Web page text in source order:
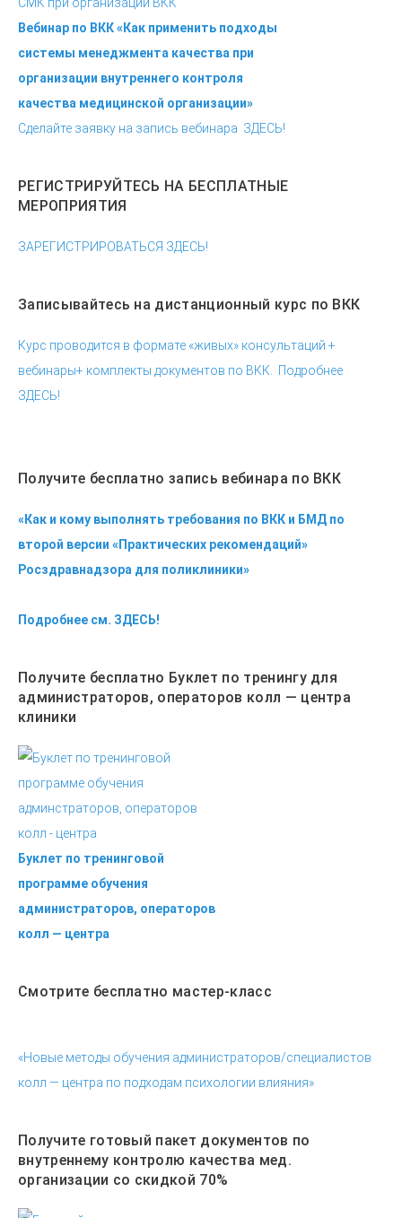
Вебинар по ВКК «Как применить подходы
системы менеджмента качества при
организации внутреннего контроля
качества медицинской организации»
Сделайте заявку на запись вебинара ЗДЕСЬ!
РЕГИСТРИРУЙТЕСЬ НА БЕСПЛАТНЫЕ
МЕРОПРИЯТИЯ
ЗАРЕГИСТРИРОВАТЬСЯ ЗДЕСЬ!
Записывайтесь на дистанционный курс по ВКК
Курс проводится в формате «живых» консультаций +
вебинары+ комплекты документов по ВКК. Подробнее
ЗДЕСЬ!
Получите бесплатно запись вебинара по ВКК
«Как и кому выполнять требования по ВКК и БМД по
второй версии «Практических рекомендаций»
Росздравнадзора для поликлиники»
Подробнее см. ЗДЕСЬ!
Получите бесплатно Буклет по тренингу для
администраторов, операторов колл — центра
клиники
Буклет по тренинговой
программе обучения
администраторов, операторов
колл — центра
Смотрите бесплатно мастер-класс
«Новые методы обучения администраторов/специалистов
колл — центра по подходам психологии влияния»
Получите готовый пакет документов по
внутреннему контролю качества мед.
организации со скидкой 70%